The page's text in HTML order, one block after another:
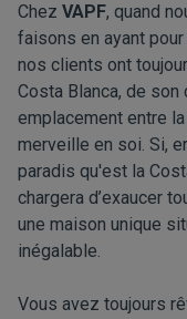
Chez VAPF, quand
faisons en ayant
nos clients ont
Costa Blanca, de
emplacement entre
merveille en soi. Si,
paradis qu'est la
chargera d’exaucer
une maison unique
inégalable.
Vous avez toujours